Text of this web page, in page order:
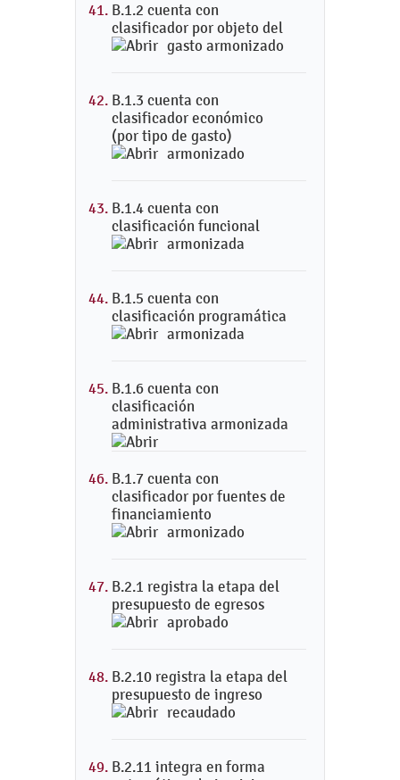
B.1.2 cuenta con
clasificador por objeto del
gasto armonizado
B.1.3 cuenta con
clasificador económico
(por tipo de gasto)
armonizado
B.1.4 cuenta con
clasificación funcional
armonizada
B.1.5 cuenta con
clasificación programática
armonizada
B.1.6 cuenta con
clasificación
administrativa armonizada
B.1.7 cuenta con
clasificador por fuentes de
financiamiento
armonizado
B.2.1 registra la etapa del
presupuesto de egresos
aprobado
B.2.10 registra la etapa del
presupuesto de ingreso
recaudado
B.2.11 integra en forma